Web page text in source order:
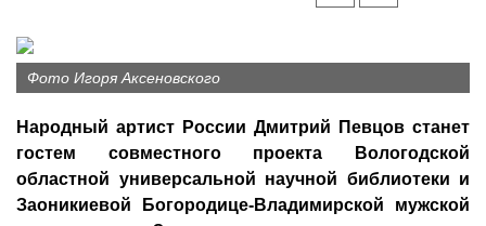
Фото Игоря Аксеновского
Народный артист России Дмитрий Певцов станет
гостем совместного проекта Вологодской
областной универсальной научной библиотеки и
Заоникиевой Богородице-Владимирской мужской